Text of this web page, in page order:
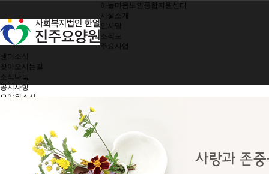
하늘마음노인통합지원센터
시설소개
인사말
조직도
주요사업
센터소식
찾아오시는길
소식나눔
공지사항
요양원소식
여가지원/치매관리
생활 및 정서지원
간호 및 처치
기능회복훈련
기능별 영양관리